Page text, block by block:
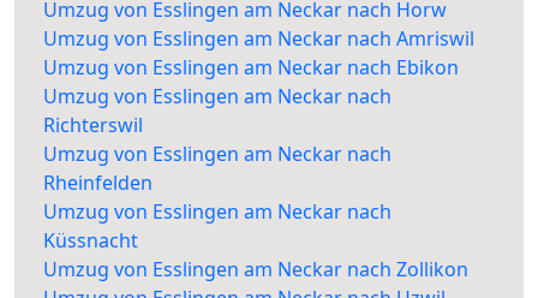
Umzug von Esslingen am Neckar nach Horw
Umzug von Esslingen am Neckar nach Amriswil
Umzug von Esslingen am Neckar nach Ebikon
Umzug von Esslingen am Neckar nach
Richterswil
Umzug von Esslingen am Neckar nach
Rheinfelden
Umzug von Esslingen am Neckar nach
Küssnacht
Umzug von Esslingen am Neckar nach Zollikon